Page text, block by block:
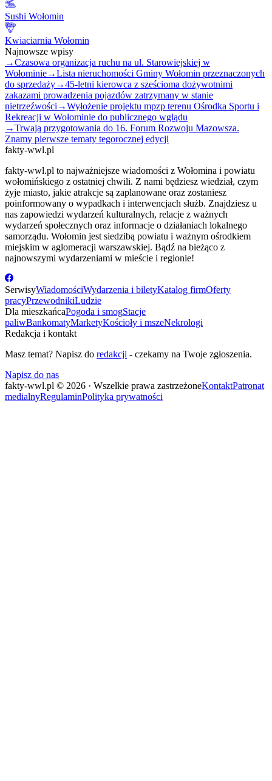
Sushi Wołomin
Kwiaciarnia Wołomin
Najnowsze wpisy
→Czasowa organizacja ruchu na ul. Starowiejskiej w
Wołominie→Lista nieruchomości Gminy Wołomin przeznaczonych
do sprzedaży→45-letni kierowca z sześcioma dożywotnimi
zakazami prowadzenia pojazdów zatrzymany w stanie
nietrzeźwości →Wyłożenie projektu mpzp terenu Ośrodka Sportu i
Rekreacji w Wołominie do publicznego wglądu
→Trwają przygotowania do 16. Forum Rozwoju Mazowsza.
Znamy pierwsze tematy tegorocznej edycji
fakty-wwl.pl
fakty-wwl.pl to najważniejsze wiadomości z Wołomina i powiatu
wołomińskiego z ostatniej chwili. Z nami będziesz wiedział, czym
żyje miasto, jakie atrakcje są zaplanowane oraz zostaniesz
poinformowany o wypadkach i interwencjach służb. Znajdziesz u
nas zapowiedzi wydarzeń kulturalnych, relacje z ważnych
wydarzeń społecznych oraz informacje o działaniach lokalnego
samorządu. Wołomin jest siedzibą powiatu i ważnym ośrodkiem
miejskim w aglomeracji warszawskiej. Bądź na bieżąco z
najnowszymi wydarzeniami w mieście i regionie!
SerwisyWiadomościWydarzenia i biletyKatalog firmOferty
pracyPrzewodnikiLudzie
Dla mieszkańcaPogoda i smogStacje
paliwBankomatyMarketyKościoły i mszeNekrologi
Redakcja i kontakt
Masz temat? Napisz do redakcji - czekamy na Twoje zgłoszenia.
Napisz do nas
fakty-wwl.pl © 2026 · Wszelkie prawa zastrzeżoneKontaktPatronat
medialnyRegulaminPolityka prywatności